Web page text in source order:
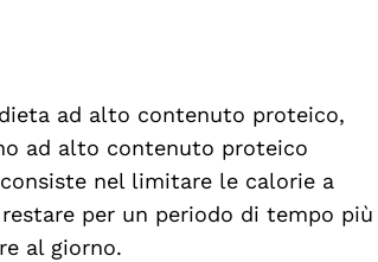
ad alto contenuto proteico,
ad alto contenuto proteico
nel limitare le calorie a
per un periodo di tempo più
al giorno.